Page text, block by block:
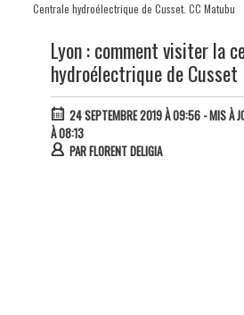
Centrale hydroélectrique de Cusset. CC Matubu
Lyon : comment visiter la
hydroélectrique de Cusset
24 SEPTEMBRE 2019 À 09:56- MIS À
À 08:13
PARFLORENT DELIGIA